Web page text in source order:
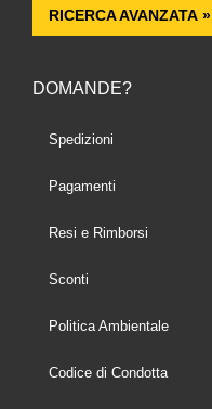
RICERCA AVANZATA »
DOMANDE?
Spedizioni
Pagamenti
Resi e Rimborsi
Sconti
Politica Ambientale
Codice di Condotta